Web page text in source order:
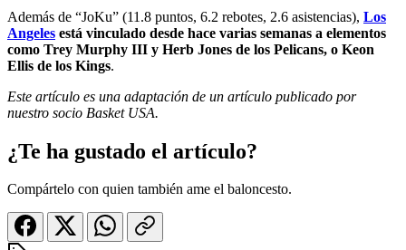
Además de “JoKu” (11.8 puntos, 6.2 rebotes, 2.6 asistencias), Los
Angeles está vinculado desde hace varias semanas a elementos
como Trey Murphy III y Herb Jones de los Pelicans, o Keon
Ellis de los Kings.
Este artículo es una adaptación de un artículo publicado por
nuestro socio Basket USA.
¿Te ha gustado el artículo?
Compártelo con quien también ame el baloncesto.